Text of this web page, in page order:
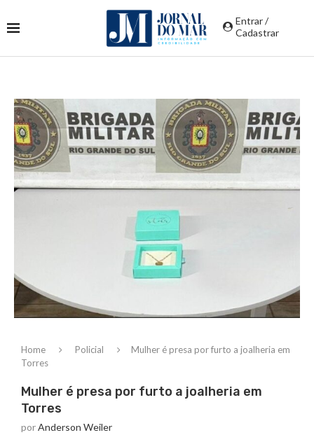
Entrar /
Cadastrar
Home Policial
Mulher é presa por furto a joalheria em
Torres
Mulher é presa por furto a joalheria em
Torres
porAnderson Weiler